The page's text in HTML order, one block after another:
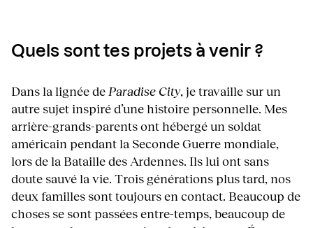
Quels sont tes projets à venir ?
Dans la lignée deParadise City, je travaille sur un
autre sujet inspiré d’une histoire personnelle. Mes
arrière-grands-parents ont hébergé un soldat
américain pendant la Seconde Guerre mondiale,
lors de la Bataille des Ardennes. Ils lui ont sans
doute sauvé la vie. Trois générations plus tard, nos
deux familles sont toujours en contact. Beaucoup de
choses se sont passées entre-temps, beaucoup de